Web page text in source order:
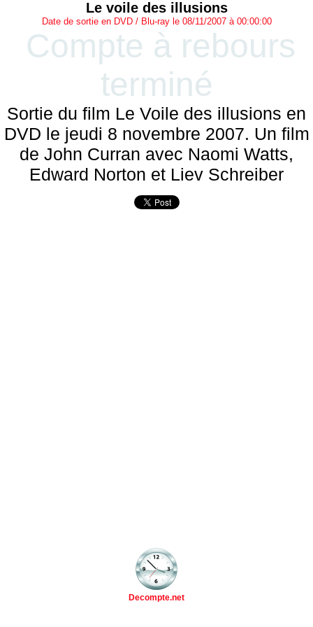
Le voile des illusions
Date de sortie en DVD / Blu-ray le 08/11/2007 à 00:00:00
Compte à rebours
terminé
Sortie du film Le Voile des illusions en
DVD le jeudi 8 novembre 2007. Un film
de John Curran avec Naomi Watts,
Edward Norton et Liev Schreiber
Decompte.net